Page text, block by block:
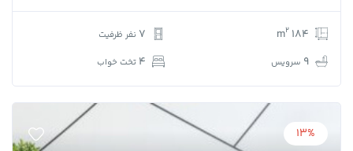
184 m
2
9 سرویس
7 نفر ظرفیت
4 تخت خواب
13%